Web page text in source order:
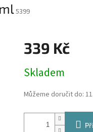
5399
339 Kč
cena:
Skladem
Můžeme doručit do: